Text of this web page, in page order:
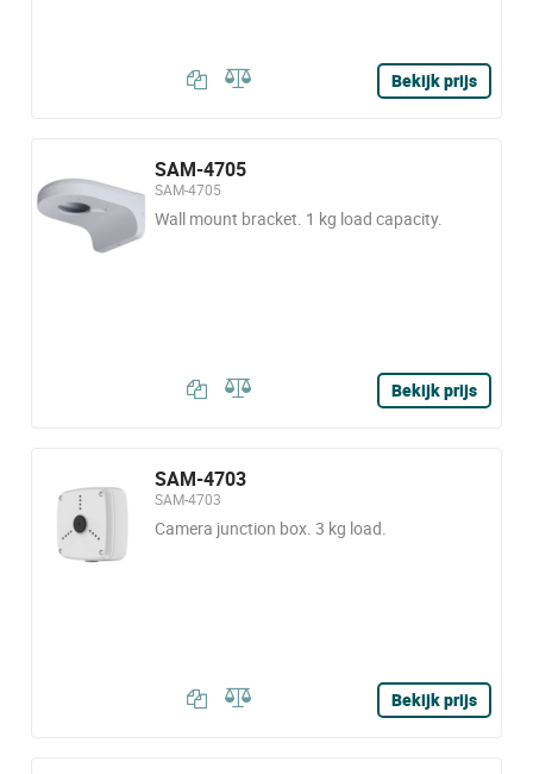
Bekijk prijs
SAM-4705
SAM-4705
Wall mount bracket. 1 kg load capacity.
Bekijk prijs
SAM-4703
SAM-4703
Camera junction box. 3 kg load.
Bekijk prijs